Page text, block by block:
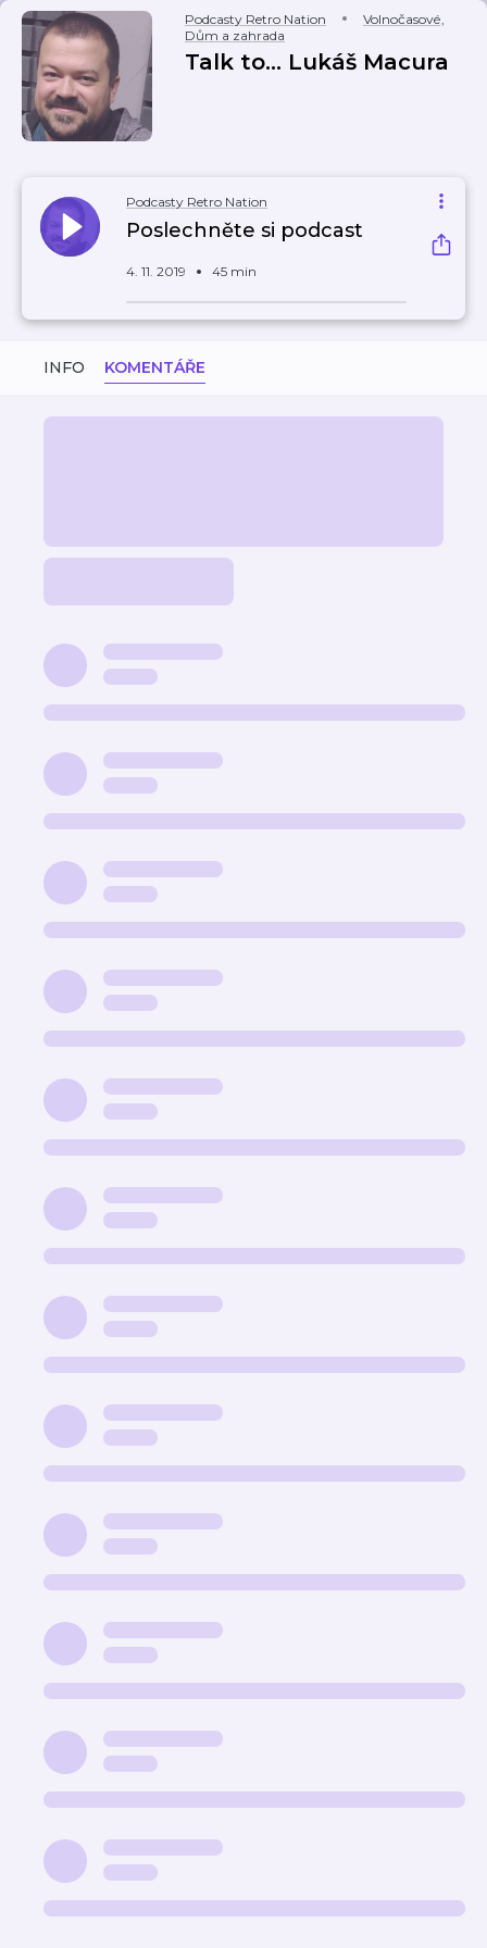
Podcasty Retro Nation Volnočasové,
Dům a zahrada
Talk to... Lukáš Macura
Podcasty Retro Nation
Poslechněte si podcast
4. 11. 2019 45 min
INFO KOMENTÁŘE